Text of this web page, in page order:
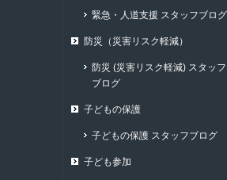
緊急・人道支援 スタッフブログ
防災（災害リスク軽減）
防災 (災害リスク軽減) スタッフ
ブログ
子どもの保護
子どもの保護 スタッフブログ
子ども参加